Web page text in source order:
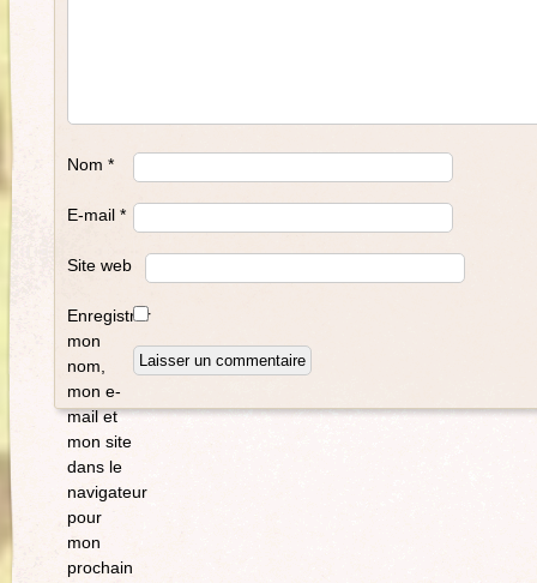
Nom *
E-mail *
Site web
Enregistrer
mon
nom,
mon e-
mail et
mon site
dans le
navigateur
pour
mon
prochain